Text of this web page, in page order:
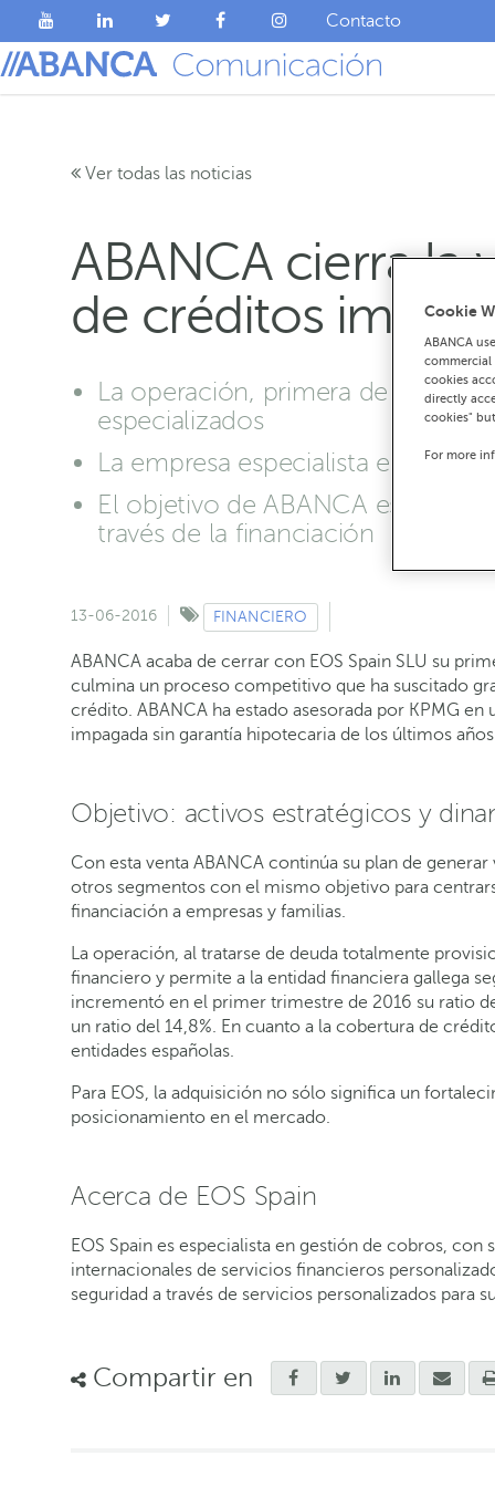
Contacto
Ver todas las noticias
ABANCA cierra la
de créditos
La operación, primera de este
especializados
La empresa especialista en
El objetivo de ABANCA es
través de la financiación
13-06-2016 FINANCIERO
ABANCA acaba de cerrar con EOS Spain SLU su
culmina un proceso competitivo que ha suscitado
crédito. ABANCA ha estado asesorada por KPMG
impagada sin garantía hipotecaria de los últimos
Objetivo: activos estratégicos y
Con esta venta ABANCA continúa su plan de
otros segmentos con el mismo objetivo para
financiación a empresas y familias.
La operación, al tratarse de deuda totalmente
financiero y permite a la entidad financiera gallega
incrementó en el primer trimestre de 2016 su ratio
un ratio del 14,8%. En cuanto a la cobertura de
entidades españolas.
Para EOS, la adquisición no sólo significa un
posicionamiento en el mercado.
Acerca de EOS Spain
EOS Spain es especialista en gestión de cobros,
internacionales de servicios financieros
seguridad a través de servicios personalizados para
Compartir en
Cookie
ABANCA
cookies
directly
cookies"
For more